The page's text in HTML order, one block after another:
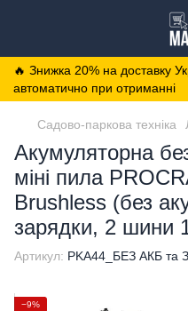
🔥 Знижка 20% на доставку
автоматично при отриманні
Садово-паркова техніка
Акумуляторна
міні пила
Brushless (без
зарядки, 2 шини
Артикул: PKA44_БЕЗ АКБ та
−9%